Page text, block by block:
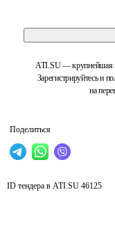
ATI.SU — крупнейшая
Зарегистрируйтесь и
на
Поделиться
ID тендера в ATI.SU 46125